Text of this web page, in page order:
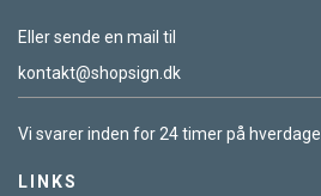
Eller sende en mail til
kontakt@shopsign.dk
Vi svarer inden for 24 timer på hverdage
LINKS